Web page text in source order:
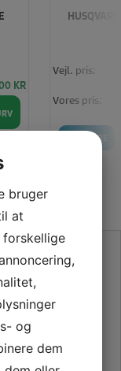
KR
LÆS MERE
Vejl. pris:
Vores pris:
bruger
at
og
dem